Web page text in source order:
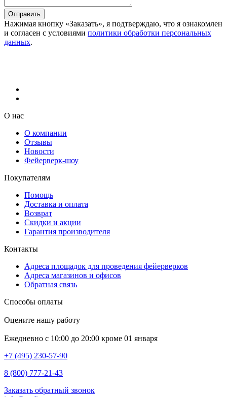
Отправить
Нажимая кнопку «Заказать», я подтверждаю, что я ознакомлен
и согласен с условиями политики обработки персональных
данных.
О нас
О компании
Отзывы
Новости
Фейерверк-шоу
Покупателям
Помощь
Доставка и оплата
Возврат
Скидки и акции
Гарантия производителя
Контакты
Адреса площадок для проведения фейерверков
Адреса магазинов и офисов
Обратная связь
Способы оплаты
Оцените нашу работу
Ежедневно с 10:00 до 20:00 кроме 01 января
+7 (495) 230-57-90
8 (800) 777-21-43
Заказать обратный звонок